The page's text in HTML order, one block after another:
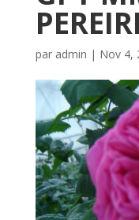
par admin | Nov 4,